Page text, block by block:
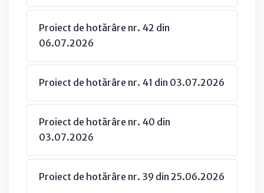
Proiect de hotărâre nr. 42 din
06.07.2026
Proiect de hotărâre nr. 41 din 03.07.2026
Proiect de hotărâre nr. 40 din
03.07.2026
Proiect de hotărâre nr. 39 din 25.06.2026